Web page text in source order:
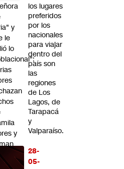
los lugares
preferidos
por los
nacionales
para viajar
dentro del
país son
las
regiones
de Los
Lagos, de
Tarapacá
y
Valparaíso.
28-
05-
y
le
lo
y